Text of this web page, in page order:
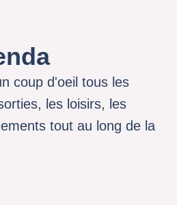
coup d'oeil tous les
les loisirs, les
tout au long de la